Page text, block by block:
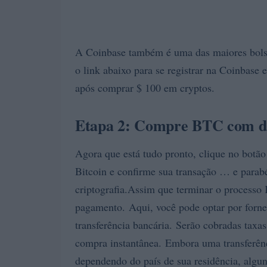
A Coinbase também é uma das maiores
o link abaixo para se registrar na Coinbase
após comprar $ 100 em cryptos.
Etapa 2: Compre BTC com
Agora que está tudo pronto, clique no
Bitcoin e confirme sua transação … e
criptografia.Assim que terminar o
pagamento. Aqui, você pode optar por
transferência bancária. Serão cobradas
compra instantânea. Embora uma
dependendo do país de sua residência,